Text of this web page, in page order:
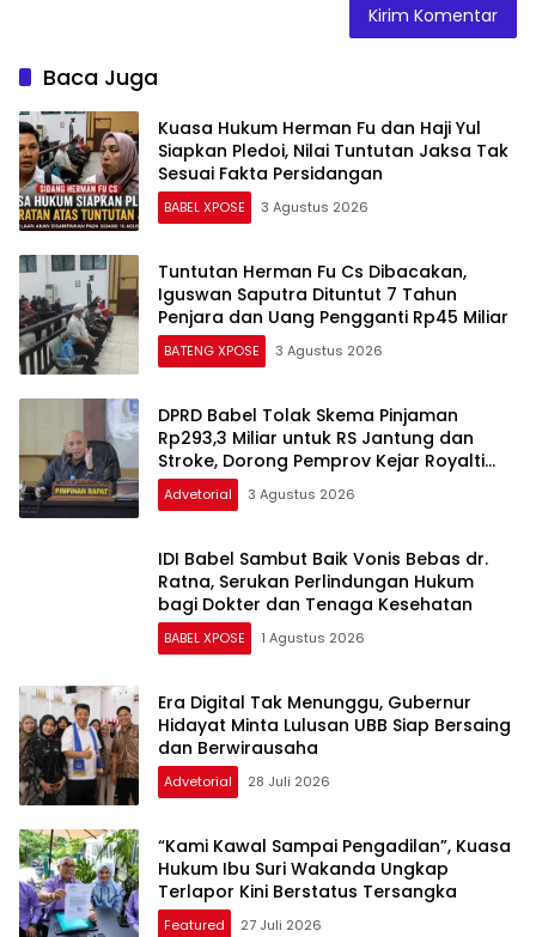
Baca Juga
Kuasa Hukum Herman Fu dan Haji Yul
Siapkan Pledoi, Nilai Tuntutan Jaksa Tak
Sesuai Fakta Persidangan
BABEL XPOSE 3 Agustus 2026
Tuntutan Herman Fu Cs Dibacakan,
Iguswan Saputra Dituntut 7 Tahun
Penjara dan Uang Pengganti Rp45 Miliar
BATENG XPOSE 3 Agustus 2026
DPRD Babel Tolak Skema Pinjaman
Rp293,3 Miliar untuk RS Jantung dan
Stroke, Dorong Pemprov Kejar Royalti
Timah
Advetorial 3 Agustus 2026
IDI Babel Sambut Baik Vonis Bebas dr.
Ratna, Serukan Perlindungan Hukum
bagi Dokter dan Tenaga Kesehatan
BABEL XPOSE 1 Agustus 2026
Era Digital Tak Menunggu, Gubernur
Hidayat Minta Lulusan UBB Siap Bersaing
dan Berwirausaha
Advetorial 28 Juli 2026
“Kami Kawal Sampai Pengadilan”, Kuasa
Hukum Ibu Suri Wakanda Ungkap
Terlapor Kini Berstatus Tersangka
Featured 27 Juli 2026